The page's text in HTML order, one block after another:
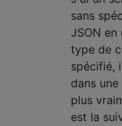
sans
JSON
type de
spécifié,
dans
plus
est la